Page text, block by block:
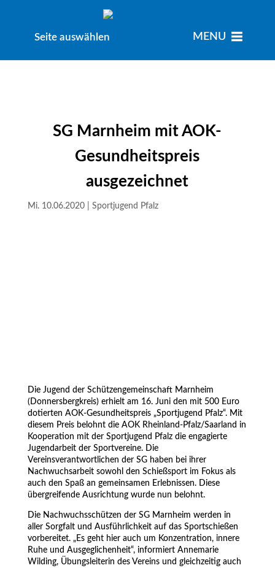
Seite auswählen MENU
SG Marnheim mit AOK-
Gesundheitspreis
ausgezeichnet
Mi. 10.06.2020| Sportjugend Pfalz
Die Jugend der Schützengemeinschaft Marnheim
(Donnersbergkreis) erhielt am 16. Juni den mit 500 Euro
dotierten AOK-Gesundheitspreis „Sportjugend Pfalz“. Mit
diesem Preis belohnt die AOK Rheinland-Pfalz/Saarland in
Kooperation mit der Sportjugend Pfalz die engagierte
Jugendarbeit der Sportvereine. Die
Vereinsverantwortlichen der SG haben bei ihrer
Nachwuchsarbeit sowohl den Schießsport im Fokus als
auch den Spaß an gemeinsamen Erlebnissen. Diese
übergreifende Ausrichtung wurde nun belohnt.
Die Nachwuchsschützen der SG Marnheim werden in
aller Sorgfalt und Ausführlichkeit auf das Sportschießen
vorbereitet. „Es geht hier auch um Konzentration, innere
Ruhe und Ausgeglichenheit“, informiert Annemarie
Wilding, Übungsleiterin des Vereins und gleichzeitig auch